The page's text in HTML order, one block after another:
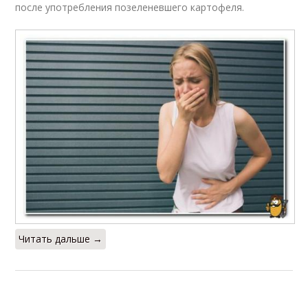
после употребления позеленевшего картофеля.
Читать дальше →